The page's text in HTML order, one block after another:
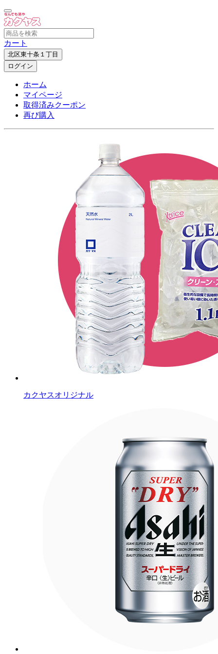
カート
北区東十条１丁目
ログイン
ホーム
マイページ
取得済みクーポン
再び購入
カクヤスオリジナル